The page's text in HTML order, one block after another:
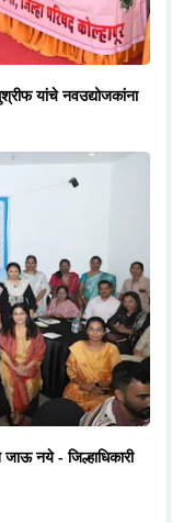
यांचे नवउद्योजकांना
नये - जिल्हाधिकारी